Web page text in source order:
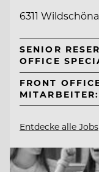
6311
SENIOR
OFFICE
FRONT
Entdecke alle Jobs